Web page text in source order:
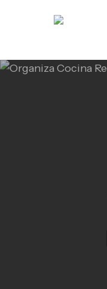
content